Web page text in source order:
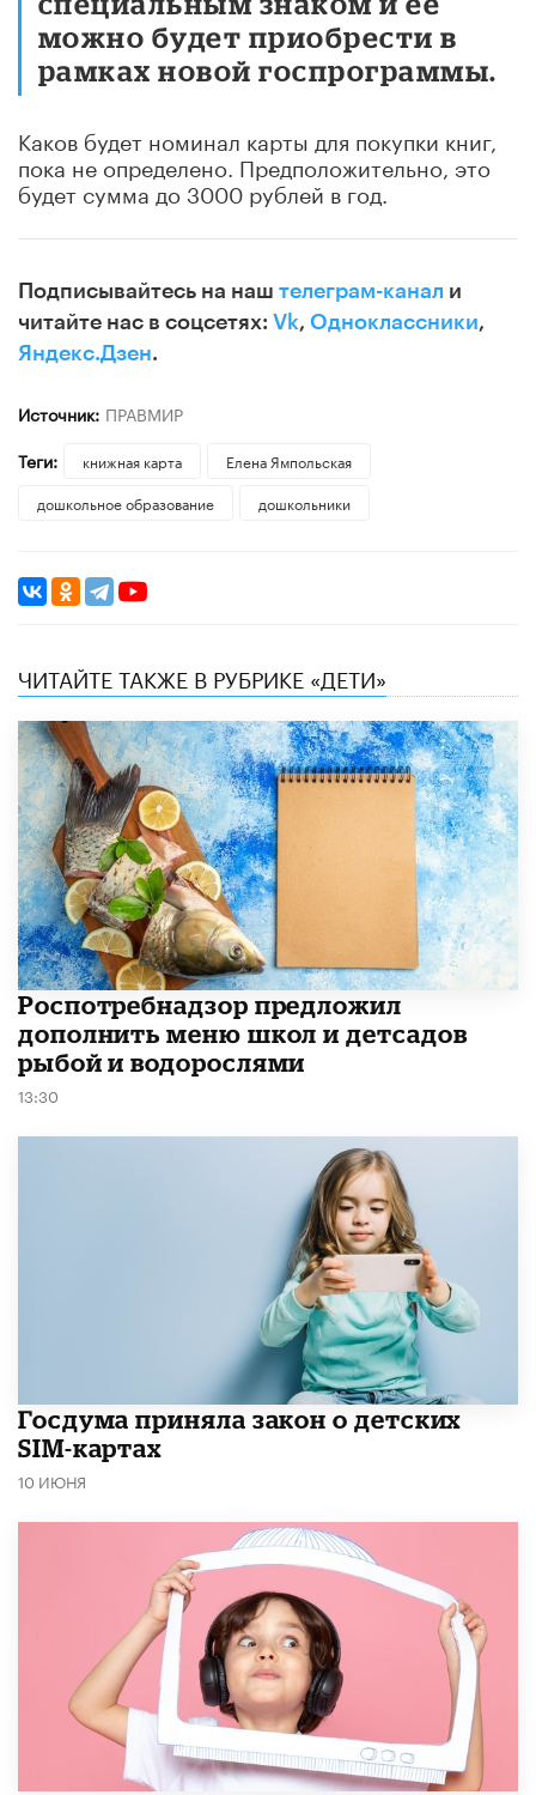
можно будет приобрести в
рамках новой госпрограммы.
Каков будет номинал карты для покупки книг,
пока не определено. Предположительно, это
будет сумма до 3000 рублей в год.
Подписывайтесь на наш телеграм-канал и
читайте нас в соцсетях: Vk, Одноклассники,
Яндекс.Дзен.
Источник: ПРАВМИР
Теги:
книжная карта
Елена Ямпольская
дошкольное образование
дошкольники
ЧИТАЙТЕ ТАКЖЕ В РУБРИКЕ «ДЕТИ»
Роспотребнадзор предложил
дополнить меню школ и детсадов
рыбой и водорослями
13:30
Госдума приняла закон о детских
SIM-картах
10 ИЮНЯ